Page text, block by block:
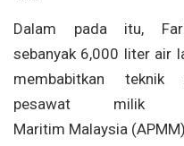
Dalam pada itu,
sebanyak 6,000 liter air
membabitkan teknik
pesawat milik
Maritim Malaysia